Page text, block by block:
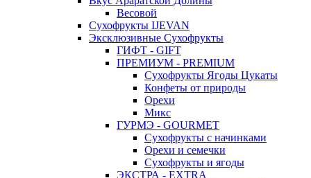
Весовой
Сухофрукты IJEVAN
Эксклюзивные Сухофрукты
ГИФТ - GIFT
ПРЕМИУМ - PREMIUM
Сухофрукты Ягоды Цукаты
Конфеты от природы
Орехи
Микс
ГУРМЭ - GOURMET
Сухофрукты с начинками
Орехи и семечки
Сухофрукты и ягоды
ЭКСТРА - EXTRA